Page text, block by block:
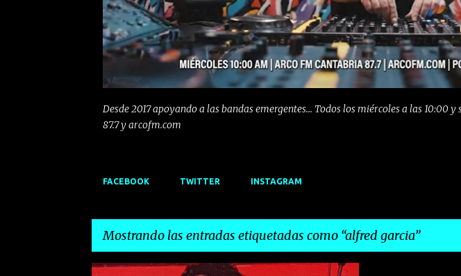
Desde 2017 apoyando a las bandas emergentes... Todos los miércoles a las 10:00
87.7 y arcofm.com
FACEBOOK TWITTER INSTAGRAM
Mostrando las entradas etiquetadas como alfred garcia